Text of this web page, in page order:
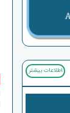
اطلاعات بیشتر